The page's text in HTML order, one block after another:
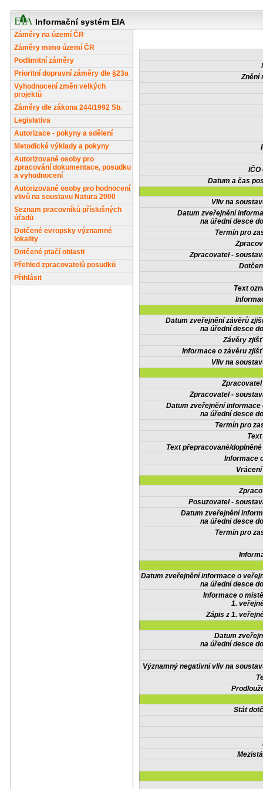
Informační systém EIA
Záměry na území ČR
Záměry mimo území ČR
Podlimitní záměry
Prioritní dopravní záměry dle §23a
Vyhodnocení změn velkých
projektů
Záměry dle zákona 244/1992 Sb.
Legislativa
Autorizace - pokyny a sdělení
Metodické výklady a pokyny
Autorizované osoby pro
zpracování dokumentace, posudku
a vyhodnocení
Autorizované osoby pro hodnocení
vlivů na soustavu Natura 2000
Seznam pracovníků příslušných
úřadů
Dotčené evropsky významné
lokality
Dotčené ptačí oblasti
Přehled zpracovatelů posudků
Přihlásit
Znění
IČO
Datum a čas
Vliv na
Datum zveřejnění
na úřední desce
Termín pro
Zpracovatel -
Text
Datum zveřejnění závěrů
na úřední desce
Závěry
Informace o závěru
Vliv na
Zpracovatel -
Datum zveřejnění informace
na úřední desce
Termín pro
Text přepracované/
Informace
Posuzovatel -
Datum zveřejnění
na úřední desce
Termín pro
Datum zveřejnění informace o
na úřední desce
Informace o
1.
Zápis z 1.
Datum
na úřední desce
Významný negativní vliv na
Stát